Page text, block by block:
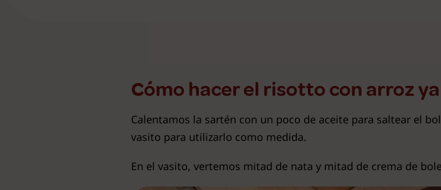
Cómo hacer el risotto con arroz
Calentamos la sartén con un poco de aceite para saltear el
vasito para utilizarlo como medida.
En el vasito, vertemos mitad de nata y mitad de crema de